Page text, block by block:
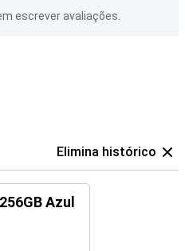
escrever avaliações.
Elimina histórico
Azul